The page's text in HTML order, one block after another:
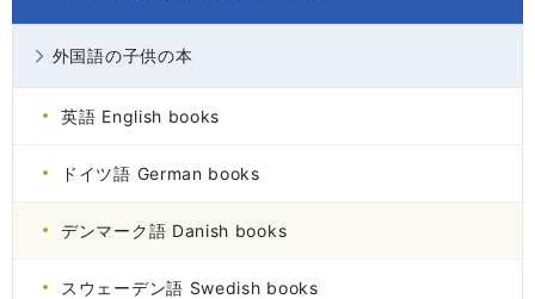
外国語の子供の本
英語 English books
ドイツ語 German books
デンマーク語 Danish books
スウェーデン語 Swedish books